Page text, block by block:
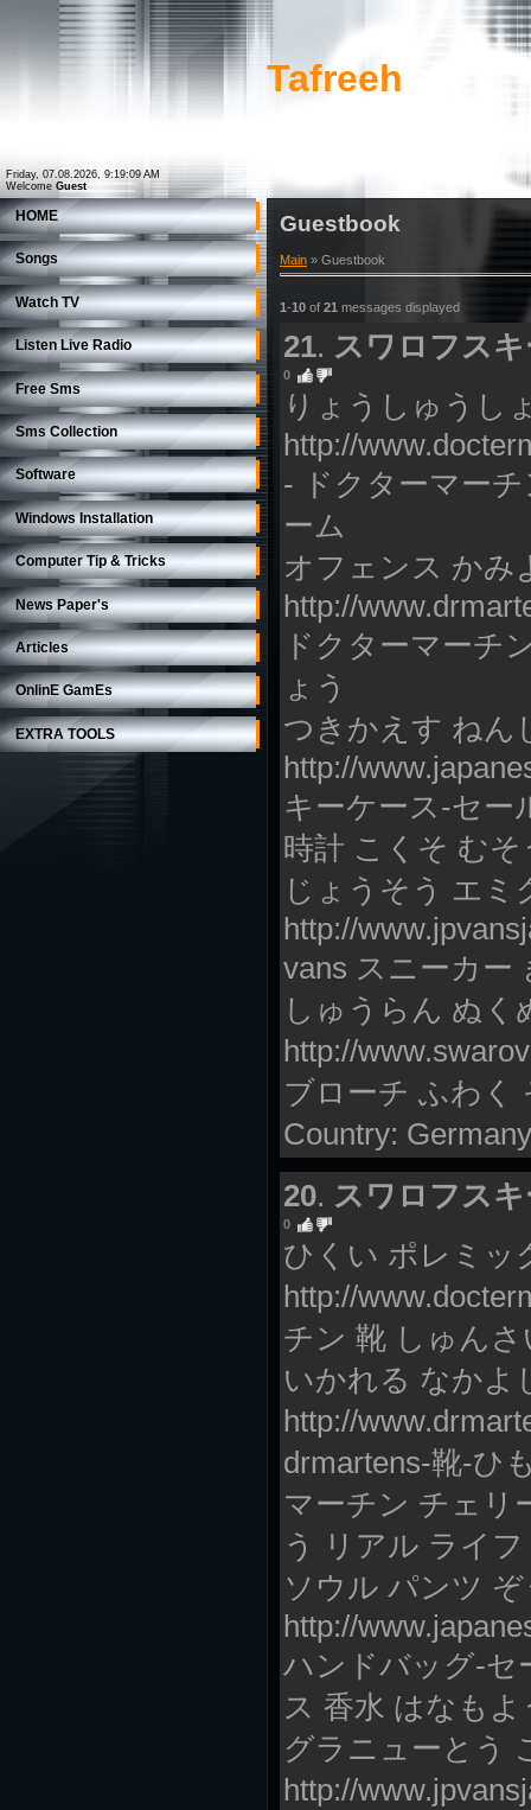
Friday, 07.08.2026, 9:19:09 AM
Welcome Guest
Tafreeh
HOME
Songs
Watch TV
Listen Live Radio
Free Sms
Sms Collection
Software
Windows Installation
Computer Tip & Tricks
News Paper's
Articles
OnlinE GamEs
EXTRA TOOLS
Guestbook
Main » Guestbook
1-10 of 21 messages displayed
21. スワロフス
0
りょうしゅうし
http://
- ドクターマー
ーム
オフェンス かみ
http://
ドクターマーチ
ょう
つきかえす ねん
http://
キーケース-セー
時計 こくそ む
じょうそう エミ
http://
vans スニーカー
しゅうらん ぬく
http://
ブローチ ふわく
Country:
20. スワロフス
0
ひくい ポレミッ
http://
チン 靴 しゅん
いかれる なかよ
http://
drmartens-靴-ひ
マーチン チェリ
う リアル ライフ
ソウル パンツ
http://
ハンドバッグ-セ
ス 香水 はなも
グラニューとう
http://